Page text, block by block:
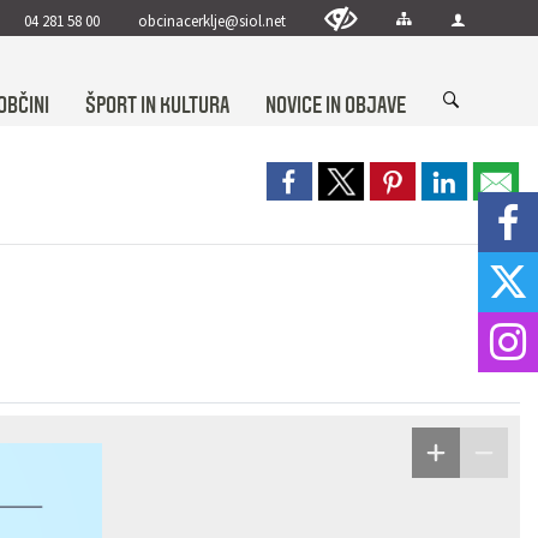
04 281 58 00 obcinacerklje@siol.net
ŠPORT IN KULTURA NOVICE IN OBJAVE